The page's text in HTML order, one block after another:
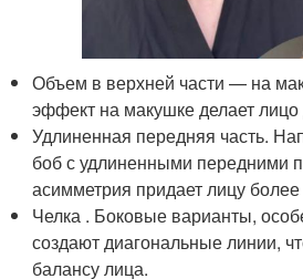
Объем в верхней части — на
эффект на макушке делает
Удлиненная передняя часть.
боб с удлиненными передними
асимметрия придает лицу
Челка . Боковые варианты,
создают диагональные линии,
балансу лица.